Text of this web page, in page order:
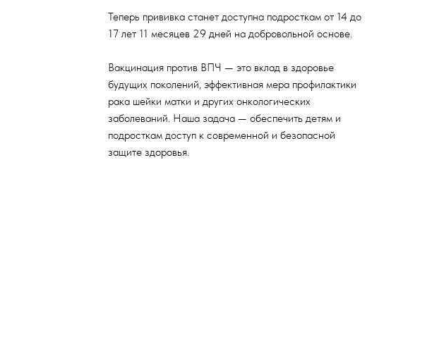
Теперь прививка станет доступна подросткам от 14 до
17 лет 11 месяцев 29 дней на добровольной основе.
Вакцинация против ВПЧ — это вклад в здоровье
будущих поколений, эффективная мера профилактики
рака шейки матки и других онкологических
заболеваний. Наша задача — обеспечить детям и
подросткам доступ к современной и безопасной
защите здоровья.